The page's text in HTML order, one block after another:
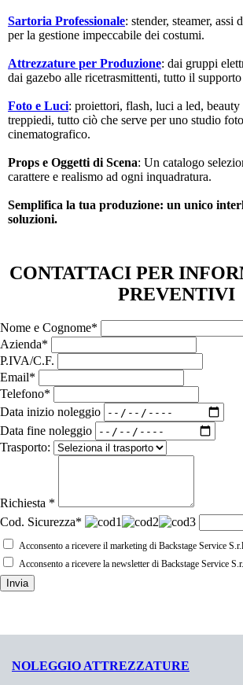
Sartoria Professionale: stender, steamer, assi
per la gestione impeccabile dei costumi.
Attrezzature per Produzione: dai gruppi
dai gazebo alle ricetrasmittenti, tutto il
Foto e Luci: proiettori, flash, luci a led,
treppiedi, tutto ciò che serve per uno studio
cinematografico.
Props e Oggetti di Scena: Un catalogo
carattere e realismo ad ogni inquadratura.
Semplifica la tua produzione: un unico
soluzioni.
CONTATTACI PER
PREVENTIVI
Nome e Cognome*
Azienda*
P.IVA/C.F.
Email*
Telefono*
Data inizio noleggio
Data fine noleggio
Trasporto:
Richiesta *
Cod. Sicurezza*
Acconsento a ricevere il marketing di Backstage Service
Acconsento a ricevere la newsletter di Backstage Service
Invia
NOLEGGIO ATTREZZATURE